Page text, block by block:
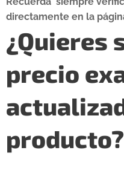
directamente en la
¿Quieres
precio
producto?